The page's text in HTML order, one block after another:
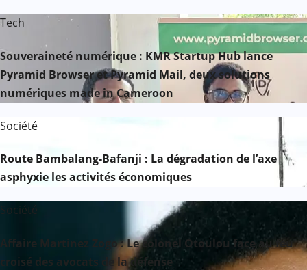
Tech
Souveraineté numérique : KMR Startup Hub lance
Pyramid Browser et Pyramid Mail, deux solutions
numériques made in Cameroon
Société
Route Bambalang-Bafanji : La dégradation de l’axe
asphyxie les activités économiques
Société
Affaire Martinez Zogo : Le colonel Otoulou face au feu
croisé des avocats de la défense